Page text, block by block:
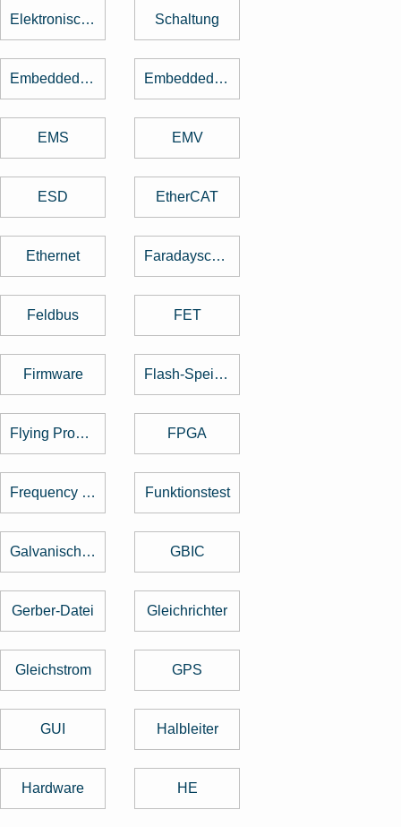
Elektronische Bauteile Schaltung
Embedded Software Embedded System
EMS EMV
ESD EtherCAT
Ethernet Faradayscher Käfig
Feldbus FET
Firmware Flash-Speicher
Flying Probe Test FPGA
Frequency Hopping Funktionstest
Galvanische Trennung GBIC
Gerber-Datei Gleichrichter
Gleichstrom GPS
GUI Halbleiter
Hardware HE